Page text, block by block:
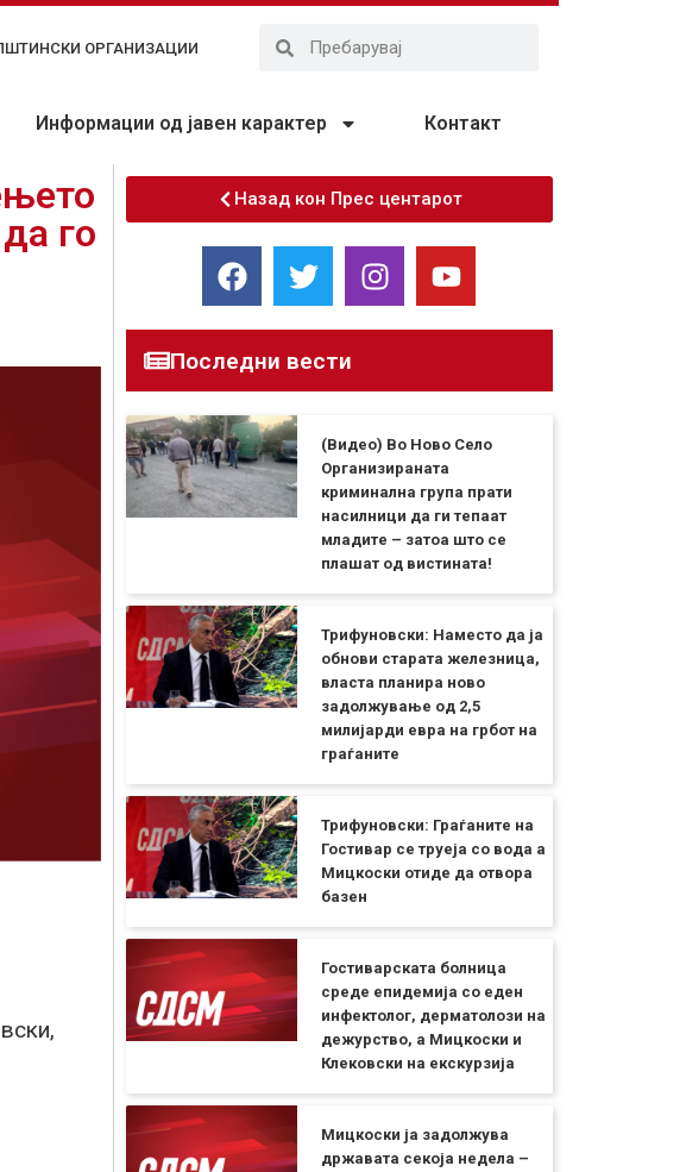
ОРГАНИЗАЦИИ
Информации од јавен карактер Контакт
го
Назад кон Прес центарот
Последни вести
(Видео) Во Ново Село
Организираната
криминална група прати
насилници да ги тепаат
младите – затоа што се
плашат од вистината!
Трифуновски: Наместо да ја
обнови старата железница,
власта планира ново
задолжување од 2,5
милијарди евра на грбот на
граѓаните
Трифуновски: Граѓаните на
Гостивар се труеја со вода а
Мицкоски отиде да отвора
базен
Гостиварската болница
среде епидемија со еден
инфектолог, дерматолози на
дежурство, а Мицкоски и
Клековски на екскурзија
Мицкоски ја задолжува
државата секоја недела –